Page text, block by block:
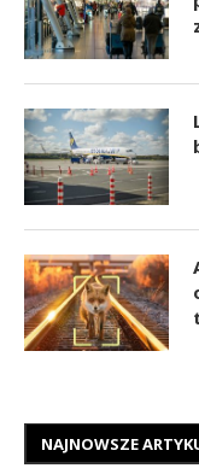
NAJNOWSZE